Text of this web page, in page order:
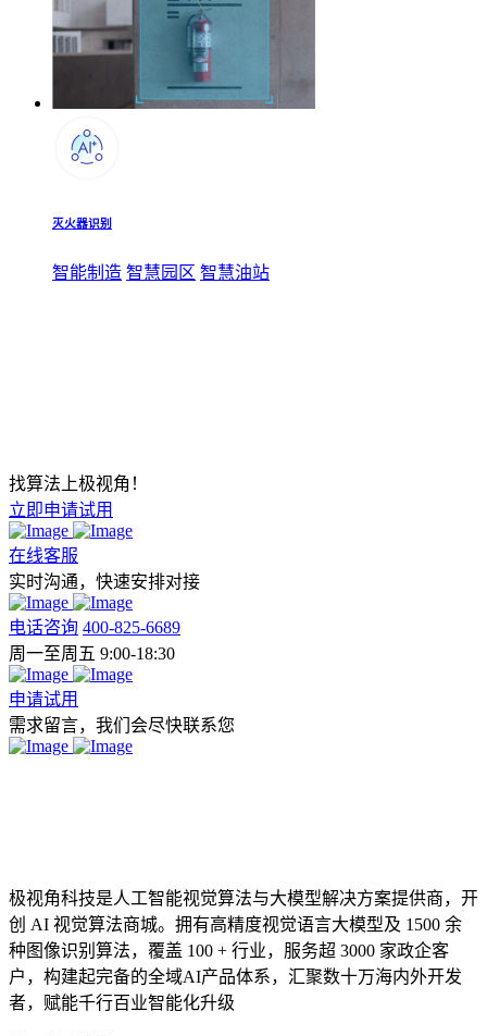
灭火器识别
智能制造 智慧园区 智慧油站
找算法上极视角！
立即申请试用
在线客服
实时沟通，快速安排对接
电话咨询 400-825-6689
周一至周五 9:00-18:30
申请试用
需求留言，我们会尽快联系您
极视角科技是人工智能视觉算法与大模型解决方案提供商，开
创 AI 视觉算法商城。拥有高精度视觉语言大模型及 1500 余
种图像识别算法，覆盖 100 + 行业，服务超 3000 家政企客
户，构建起完备的全域AI产品体系，汇聚数十万海内外开发
者，赋能千行百业智能化升级